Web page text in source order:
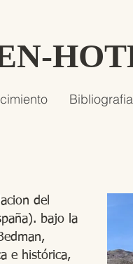
Bibliografia
del
bajo la
e histórica,